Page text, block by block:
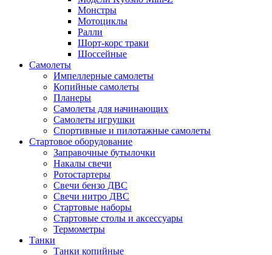
Монстры
Мотоциклы
Ралли
Шорт-корс траки
Шоссейные
Самолеты
Импеллерные самолеты
Копийные самолеты
Планеры
Самолеты для начинающих
Самолеты игрушки
Спортивные и пилотажные самолеты
Стартовое оборудование
Заправочные бутылочки
Накалы свечи
Ротостартеры
Свечи бензо ДВС
Свечи нитро ДВС
Стартовые наборы
Стартовые столы и аксессуары
Термометры
Танки
Танки копийные